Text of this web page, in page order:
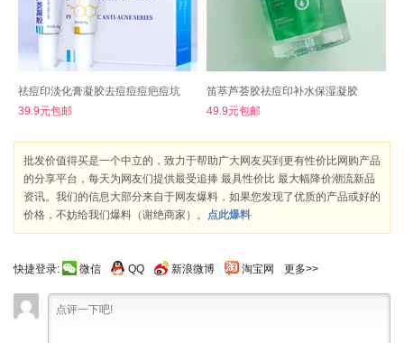
祛痘印淡化膏凝胶去痘痘痘疤痘坑
39.9元包邮
笛萃芦荟胶祛痘印补水保湿凝胶
49.9元包邮
批发价值得买是一个中立的，致力于帮助广大网友买到更有性价比网购产品
的分享平台，每天为网友们提供最受追捧 最具性价比 最大幅降价潮流新品
资讯。我们的信息大部分来自于网友爆料，如果您发现了优质的产品或好的
价格，不妨给我们爆料（谢绝商家）。 点此爆料
快捷登录: 微信 QQ 新浪微博 淘宝网 更多>>